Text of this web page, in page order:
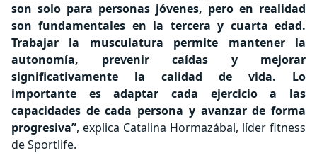
son solo para personas jóvenes, pero en realidad
son fundamentales en la tercera y cuarta edad.
Trabajar la musculatura permite mantener la
autonomía, prevenir caídas y mejorar
significativamente la calidad de vida. Lo
importante es adaptar cada ejercicio a las
capacidades de cada persona y avanzar de forma
progresiva”, explica Catalina Hormazábal, líder fitness
de Sportlife.